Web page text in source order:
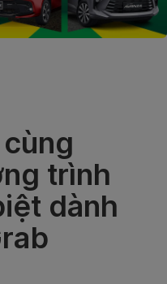
trình
dành